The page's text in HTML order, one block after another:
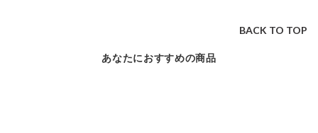
BACK TO TOP
あなたにおすすめの商品